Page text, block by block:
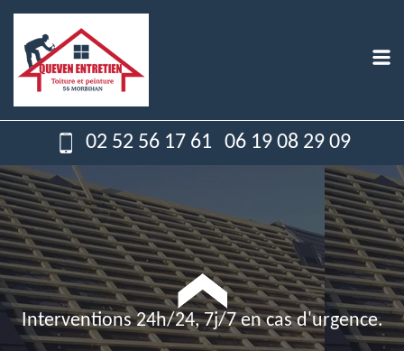
02 52 56 17 61 06 19 08 29 09
Interventions 24h/24, 7j/7 en cas d'urgence.